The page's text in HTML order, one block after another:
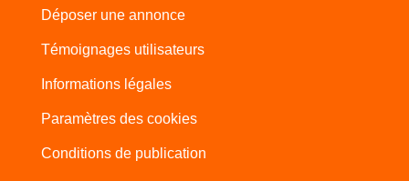
Déposer une annonce
Témoignages utilisateurs
Informations légales
Paramètres des cookies
Conditions de publication